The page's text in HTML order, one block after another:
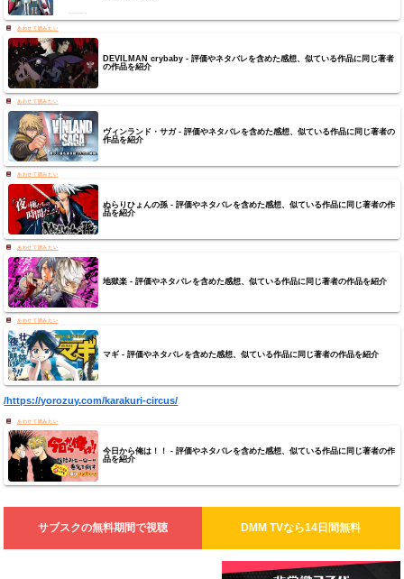
DEVILMAN crybaby - 評価やネタバレを含めた感想、似ている作品に同じ著者
の作品を紹介
ヴィンランド・サガ - 評価やネタバレを含めた感想、似ている作品に同じ著者の
作品を紹介
ぬらりひょんの孫 - 評価やネタバレを含めた感想、似ている作品に同じ著者の作
品を紹介
地獄楽 - 評価やネタバレを含めた感想、似ている作品に同じ著者の作品を紹介
マギ - 評価やネタバレを含めた感想、似ている作品に同じ著者の作品を紹介
/https://yorozuy.com/karakuri-circus/
今日から俺は！！ - 評価やネタバレを含めた感想、似ている作品に同じ著者の作
品を紹介
サブスクの無料期間で視聴 DMM TVなら14日間無料